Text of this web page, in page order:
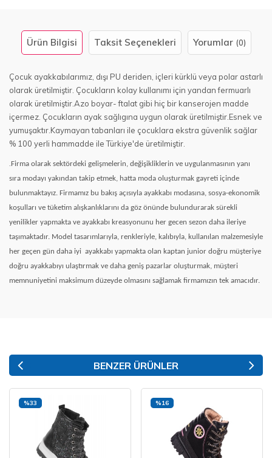
Ürün Bilgisi Taksit Seçenekleri Yorumlar (0)
Çocuk ayakkabılarımız, dışı PU deriden, içleri kürklü veya polar astarlı
olarak üretilmiştir. Çocukların kolay kullanımı için yandan fermuarlı
olarak üretilmiştir.Azo boyar- ftalat gibi hiç bir kanserojen madde
içermez. Çocukların ayak sağlıgına uygun olarak üretilmiştir.Esnek ve
yumuşaktır.Kaymayan tabanları ile çocuklara ekstra güvenlik sağlar
% 100 yerli hammadde ile Türkiye'de üretilmiştir.
Firma olarak sektördeki gelişmelerin, değişikliklerin ve uygulanmasının yanı
sıra modayı yakından takip etmek, hatta moda oluşturmak gayreti içinde
bulunmaktayız. Firmamız bu bakış açısıyla ayakkabı modasına, sosya-ekonomik
koşulları ve tüketim alışkanlıklarını da göz önünde bulundurarak sürekli
yenilikler yapmakta ve ayakkabı kreasyonunu her gecen sezon daha ileriye
taşımaktadır. Model tasarımlarıyla, renkleriyle, kalıbıyla, kullanılan malzemesiyle
her geçen gün daha iyi ayakkabı yapmakta olan kaptan junior doğru müşteriye
doğru ayakkabıyı ulaştırmak ve daha geniş pazarlar oluşturmak, müşteri
memnuniyetini maksimum düzeyde olmasını sağlamak firmamızın tek amacıdır.
BENZER ÜRÜNLER
%33 %16